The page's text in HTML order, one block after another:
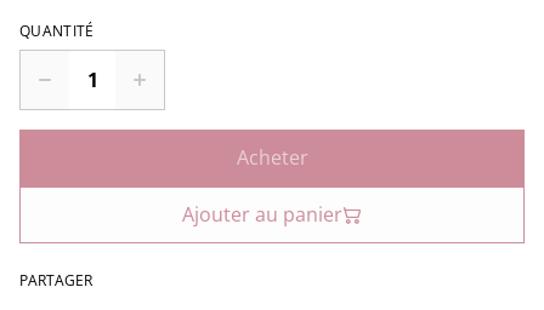
QUANTITÉ
Acheter
Ajouter au panier
PARTAGER